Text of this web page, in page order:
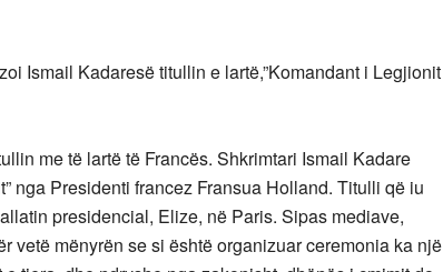
Ismail Kadaresë titullin e lartë,”Komandant i Legjionit
me të lartë të Francës. Shkrimtari Ismail Kadare
nga Presidenti francez Fransua Holland. Titulli që iu
presidencial, Elize, në Paris. Sipas mediave,
vetë mënyrën se si është organizuar ceremonia ka një